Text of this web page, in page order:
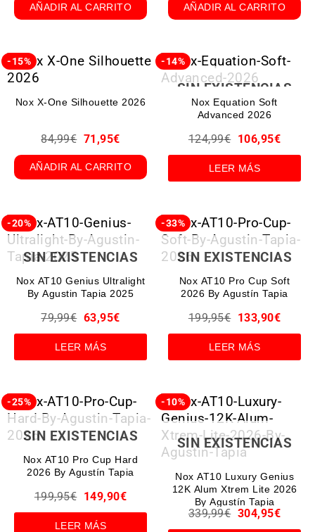
AÑADIR AL CARRITO AÑADIR AL CARRITO
-15%
Nox X-One Silhouette 2026
84,99€ 71,95€
AÑADIR AL CARRITO
-14%
SIN EXISTENCIAS
Nox Equation Soft
Advanced 2026
124,99€ 106,95€
LEER MÁS
-20%
SIN EXISTENCIAS
Nox AT10 Genius Ultralight
By Agustin Tapia 2025
79,99€ 63,95€
LEER MÁS
-33%
SIN EXISTENCIAS
Nox AT10 Pro Cup Soft
2026 By Agustín Tapia
199,95€ 133,90€
LEER MÁS
-25%
SIN EXISTENCIAS
Nox AT10 Pro Cup Hard
2026 By Agustín Tapia
199,95€ 149,90€
LEER MÁS
-10%
SIN EXISTENCIAS
Nox AT10 Luxury Genius
12K Alum Xtrem Lite 2026
By Agustín Tapia
339,99€ 304,95€